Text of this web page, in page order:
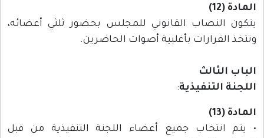
المادة (12)
يتكون النصاب القانوني للمجلس بحضور ثلثي أعضائه،
وتتخذ القرارات بأغلبية أصوات الحاضرين.
الباب الثالث
اللجنة التنفيذية:
المادة (13)
• يتم انتخاب جميع أعضاء اللجنة التنفيذية من قبل